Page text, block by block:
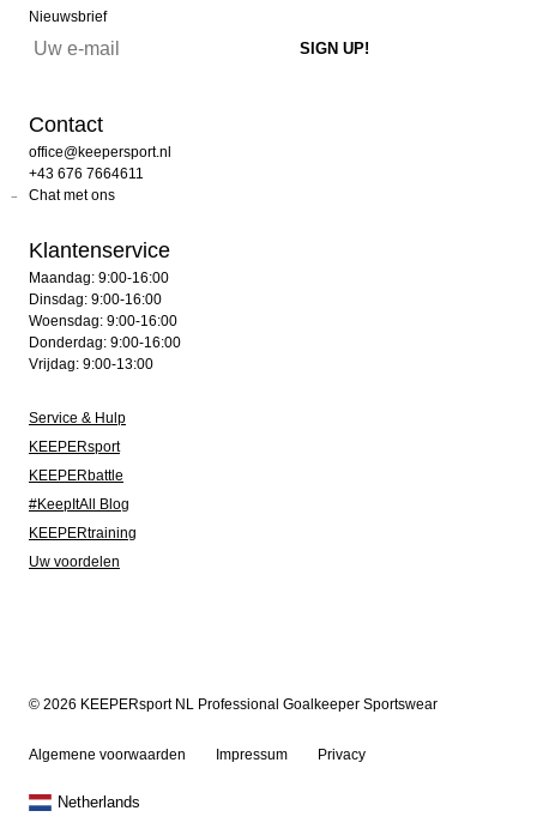
Nieuwsbrief
Contact
office@keepersport.nl
+43 676 7664611
Chat met ons
Klantenservice
Maandag: 9:00-16:00
Dinsdag: 9:00-16:00
Woensdag: 9:00-16:00
Donderdag: 9:00-16:00
Vrijdag: 9:00-13:00
Service & Hulp
KEEPERsport
KEEPERbattle
#KeepItAll Blog
KEEPERtraining
Uw voordelen
© 2026 KEEPERsport NL Professional Goalkeeper Sportswear
Algemene voorwaarden Impressum Privacy
Netherlands